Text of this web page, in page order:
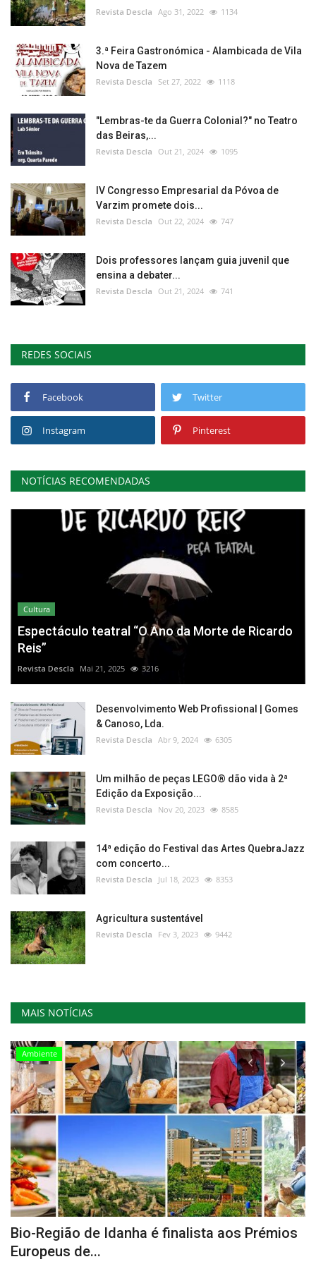
Revista Descla Ago 31, 2022 1134
3.ª Feira Gastronómica - Alambicada de Vila
Nova de Tazem
Revista Descla Set 27, 2022 1118
"Lembras-te da Guerra Colonial?" no Teatro
das Beiras,...
Revista Descla Out 21, 2024 1095
IV Congresso Empresarial da Póvoa de
Varzim promete dois...
Revista Descla Out 22, 2024 747
Dois professores lançam guia juvenil que
ensina a debater...
Revista Descla Out 21, 2024 741
REDES SOCIAIS
Facebook Twitter
Instagram Pinterest
NOTÍCIAS RECOMENDADAS
Cultura
Espectáculo teatral “O Ano da Morte de Ricardo
Reis”
Revista Descla Mai 21, 2025 3216
Desenvolvimento Web Profissional | Gomes
& Canoso, Lda.
Revista Descla Abr 9, 2024 6305
Um milhão de peças LEGO® dão vida à 2ª
Edição da Exposição...
Revista Descla Nov 20, 2023 8585
14ª edição do Festival das Artes QuebraJazz
com concerto...
Revista Descla Jul 18, 2023 8353
Agricultura sustentável
Revista Descla Fev 3, 2023 9442
MAIS NOTÍCIAS
Ambiente
Bio-Região de Idanha é finalista aos Prémios
Europeus de...